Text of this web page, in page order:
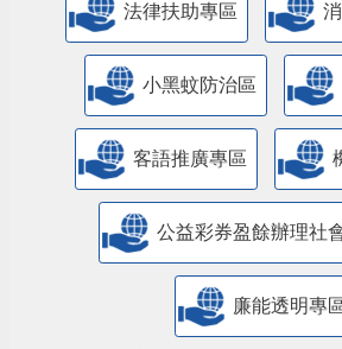
法律扶助專區
小黑蚊防治區
客語推廣專區
公益彩券盈餘辦理社
廉能透明專